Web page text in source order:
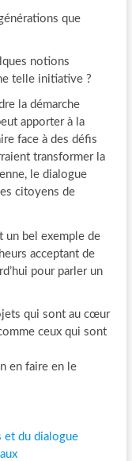
que
notions
telle initiative ?
la démarche
apporter à la
face à des défis
transformer la
le dialogue
citoyens de
un bel exemple de
acceptant de
pour parler un
qui sont au cœur
ceux qui sont
en faire en le
et du dialogue